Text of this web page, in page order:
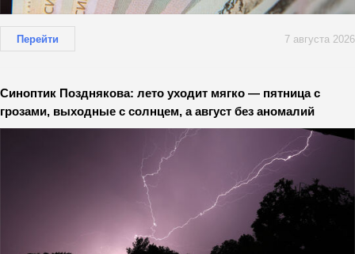
Перейти 7 августа 2026
Синоптик Позднякова: лето уходит мягко — пятница с
грозами, выходные с солнцем, а август без аномалий